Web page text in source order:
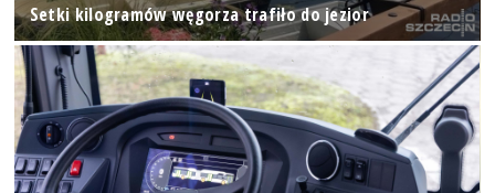
Setki kilogramów węgorza trafiło do jezior